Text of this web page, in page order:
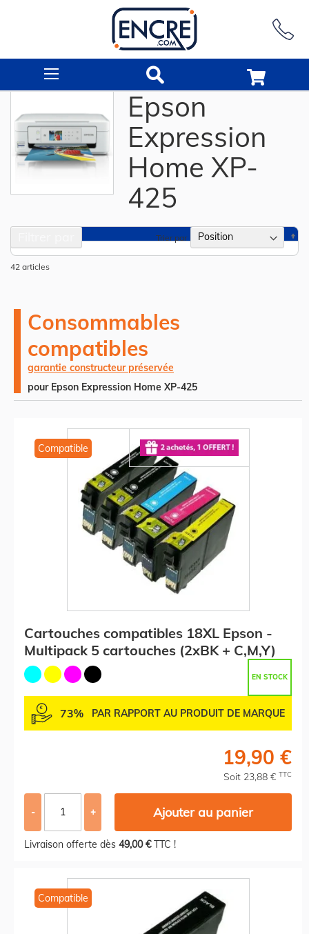
Epson
Expression
Home XP-
425
42 articles
Trier par
Consommables
compatibles
garantie constructeur préservée
pour Epson Expression Home XP-425
Compatible
Cartouches compatibles 18XL Epson -
Multipack 5 cartouches (2xBK + C,M,Y)
EN STOCK
73% PAR RAPPORT AU PRODUIT DE MARQUE
19,90 €
Soit 23,88 € TTC
- + Ajouter au panier
Livraison offerte dès 49,00 €TTC !
Compatible